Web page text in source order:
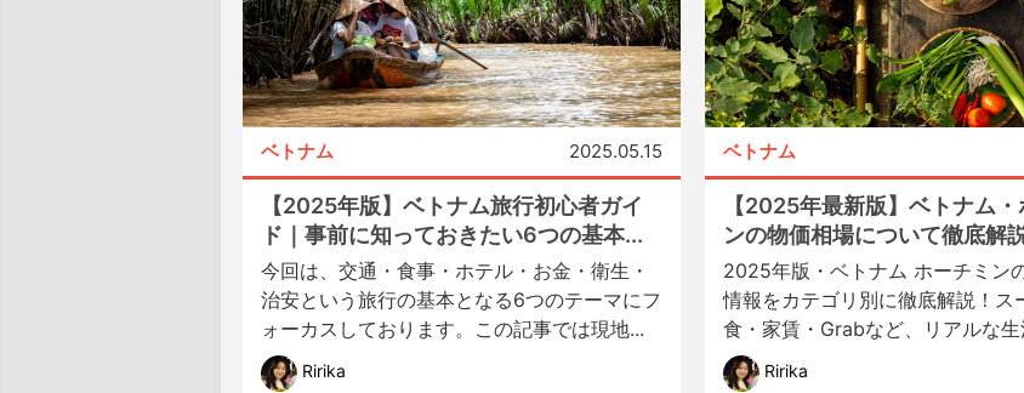
ベトナム 2025.05.15
【2025年版】ベトナム旅行初心者ガイ
ド｜事前に知っておきたい6つの基本...
今回は、交通・食事・ホテル・お金・衛生・
治安という旅行の基本となる6つのテーマにフ
ォーカスしております。この記事では現地...
Ririka
ベトナム
【2025年最新版】ベトナム・
ンの物価相場について徹底解
2025年版・ベトナム ホーチミン
情報をカテゴリ別に徹底解説！ス
食・家賃・Grabなど、リアルな生
Ririka